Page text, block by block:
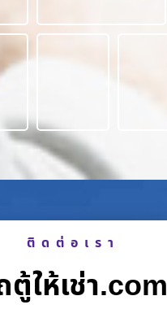
ติดต่อเรา
ตู้ให้เช่า.com